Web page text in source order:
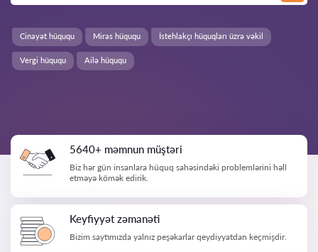
Ailə hüququ
Cinayət hüququ Miras hüququ İstehlakçı hüquqları üzrə vəkil
Vergi hüququ
5640+ məmnun müştəri
Biz hər gün insanlara hüquq sahəsindəki problemlərini həll
etməyə kömək edirik.
Keyfiyyət zəmanəti
Bizim saytımızda yalnız peşəkarlar qeydiyyatdan keçmişdir.